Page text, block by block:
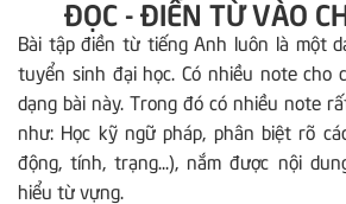
ĐỌC - ĐIỀN TỪ VÀO
Bài tập điền từ tiếng Anh luôn là một
tuyển sinh đại học. Có nhiều note cho
dạng bài này. Trong đó có nhiều note
như: Học kỹ ngữ pháp, phân biệt rõ
động, tính, trạng...), nắm được nội
hiểu từ vựng.